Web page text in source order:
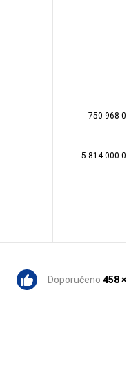
750 968 000
5 814 000 000
Doporučeno 458 ×